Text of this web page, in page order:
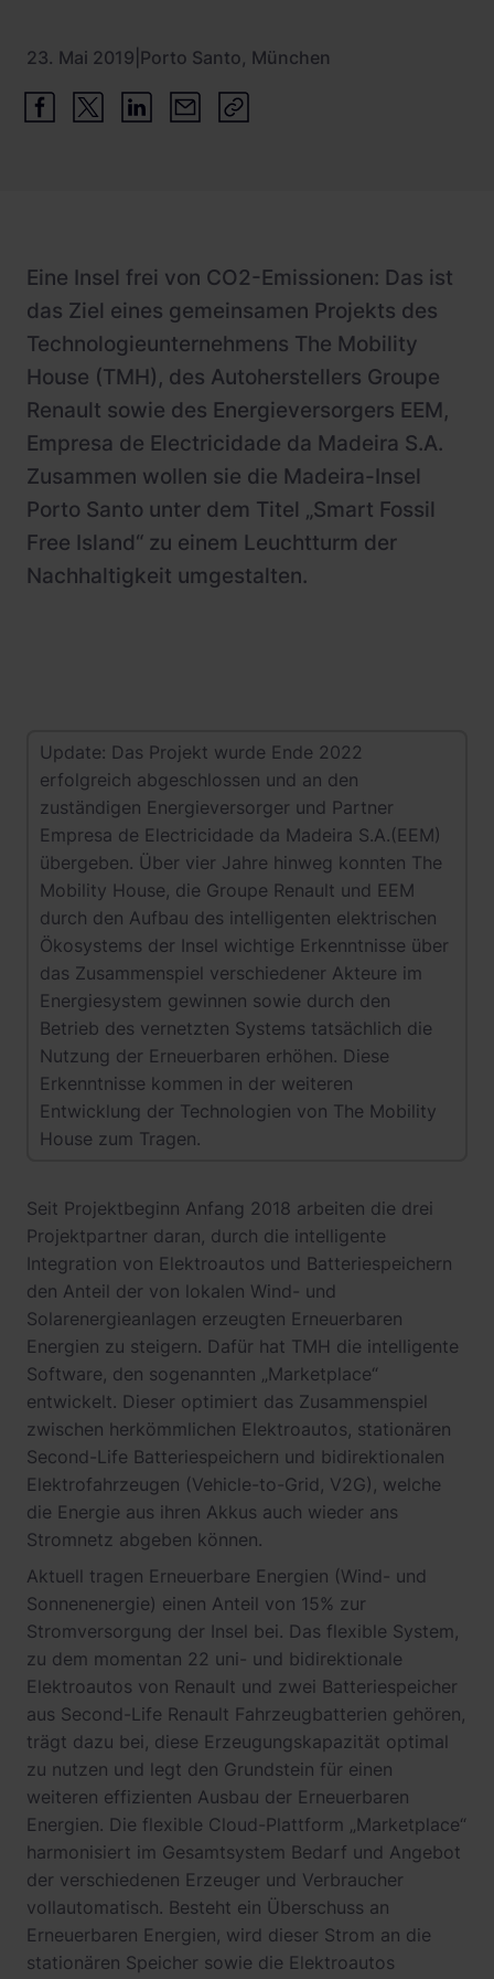
Ladesäulen
PV-fähige Wallboxen
Ladekabel
Zubehör
B-Ware
Hersteller
Gewerbespeicher
23. Mai 2019 Porto Santo, München
Eine Insel frei von CO2-Emissionen: Das ist
das Ziel eines gemeinsamen Projekts des
Technologieunternehmens The Mobility
House (TMH), des Autoherstellers Groupe
Renault sowie des Energieversorgers EEM,
Empresa de Electricidade da Madeira S.A.
Zusammen wollen sie die Madeira-Insel
Porto Santo unter dem Titel „Smart Fossil
Free Island“ zu einem Leuchtturm der
Nachhaltigkeit umgestalten.
Update: Das Projekt wurde Ende 2022
erfolgreich abgeschlossen und an den
zuständigen Energieversorger und Partner
Empresa de Electricidade da Madeira S.A.(EEM)
übergeben. Über vier Jahre hinweg konnten The
Mobility House, die Groupe Renault und EEM
durch den Aufbau des intelligenten elektrischen
Ökosystems der Insel wichtige Erkenntnisse über
das Zusammenspiel verschiedener Akteure im
Energiesystem gewinnen sowie durch den
Betrieb des vernetzten Systems tatsächlich die
Nutzung der Erneuerbaren erhöhen. Diese
Erkenntnisse kommen in der weiteren
Entwicklung der Technologien von The Mobility
House zum Tragen.
Seit Projektbeginn Anfang 2018 arbeiten die drei
Projektpartner daran, durch die intelligente
Integration von Elektroautos und Batteriespeichern
den Anteil der von lokalen Wind- und
Solarenergieanlagen erzeugten Erneuerbaren
Energien zu steigern. Dafür hat TMH die intelligente
Software, den sogenannten „Marketplace“
entwickelt. Dieser optimiert das Zusammenspiel
zwischen herkömmlichen Elektroautos, stationären
Second-Life Batteriespeichern und bidirektionalen
Elektrofahrzeugen (Vehicle-to-Grid, V2G), welche
die Energie aus ihren Akkus auch wieder ans
Stromnetz abgeben können.
Aktuell tragen Erneuerbare Energien (Wind- und
Sonnenenergie) einen Anteil von 15% zur
Stromversorgung der Insel bei. Das flexible System,
zu dem momentan 22 uni- und bidirektionale
Elektroautos von Renault und zwei Batteriespeicher
aus Second-Life Renault Fahrzeugbatterien gehören,
trägt dazu bei, diese Erzeugungskapazität optimal
zu nutzen und legt den Grundstein für einen
weiteren effizienten Ausbau der Erneuerbaren
Energien. Die flexible Cloud-Plattform „Marketplace“
harmonisiert im Gesamtsystem Bedarf und Angebot
der verschiedenen Erzeuger und Verbraucher
vollautomatisch. Besteht ein Überschuss an
Erneuerbaren Energien, wird dieser Strom an die
stationären Speicher sowie die Elektroautos